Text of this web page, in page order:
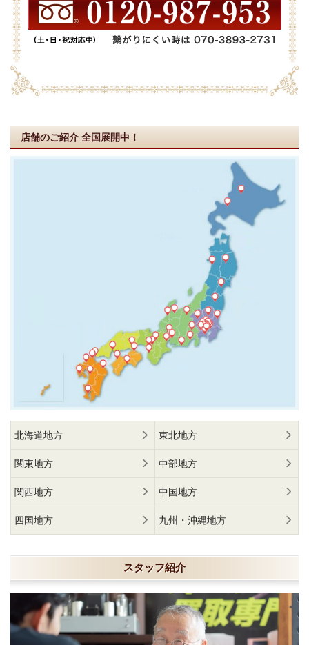
店舗のご紹介 全国展開中！
北海道地方 東北地方
関東地方 中部地方
関西地方 中国地方
四国地方 九州・沖縄地方
スタッフ紹介